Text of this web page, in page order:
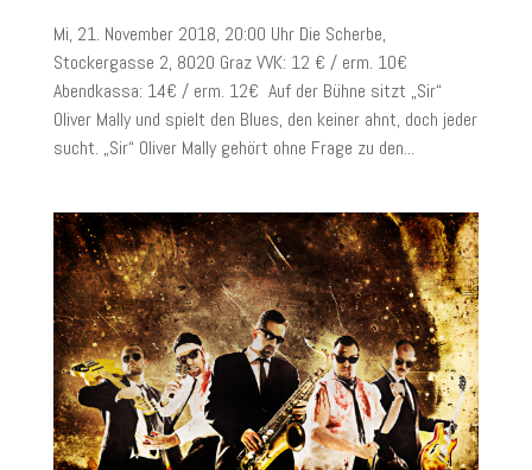
Mi, 21. November 2018, 20:00 Uhr Die Scherbe,
Stockergasse 2, 8020 Graz VVK: 12 € / erm. 10€
Abendkassa: 14€ / erm. 12€ Auf der Bühne sitzt „Sir“
Oliver Mally und spielt den Blues, den keiner ahnt, doch jeder
sucht. „Sir“ Oliver Mally gehört ohne Frage zu den...